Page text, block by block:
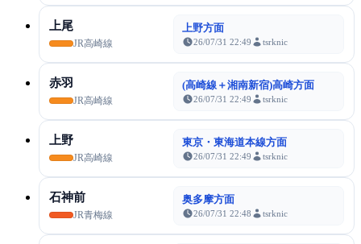
上尾
JR高崎線
上野方面
26/07/31 22:49 tsrknic
赤羽
JR高崎線
(高崎線＋湘南新宿)高崎方面
26/07/31 22:49 tsrknic
上野
JR高崎線
東京・東海道本線方面
26/07/31 22:49 tsrknic
石神前
JR青梅線
奥多摩方面
26/07/31 22:48 tsrknic